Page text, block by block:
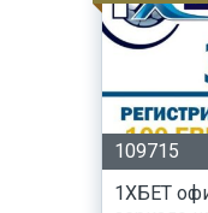
109715
1ХБЕТ